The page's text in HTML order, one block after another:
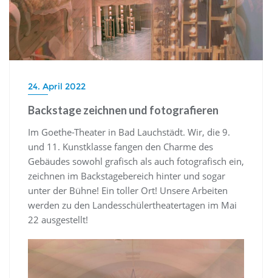
24. April 2022
Backstage zeichnen und fotografieren
Im Goethe-Theater in Bad Lauchstädt. Wir, die 9.
und 11. Kunstklasse fangen den Charme des
Gebäudes sowohl grafisch als auch fotografisch ein,
zeichnen im Backstagebereich hinter und sogar
unter der Bühne! Ein toller Ort! Unsere Arbeiten
werden zu den Landesschülertheatertagen im Mai
22 ausgestellt!